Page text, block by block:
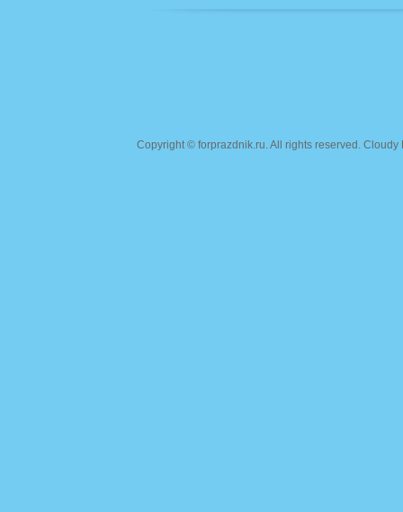
Copyright © forprazdnik.ru. All rights reserved.